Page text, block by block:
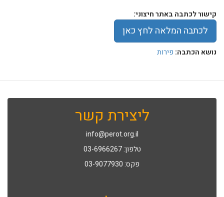
קישור לכתבה באתר חיצוני:
לכתבה המלאה לחץ כאן
נושא הכתבה: פירות
ליצירת קשר
info@perot.org.il
טלפון: 03-6966267
פקס: 03-9077930